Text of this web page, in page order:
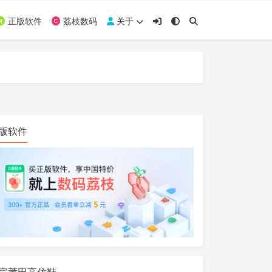
正版软件 荔枝数码 关于
软件